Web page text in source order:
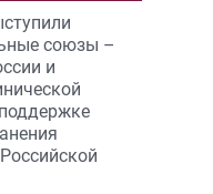
союзы –
и